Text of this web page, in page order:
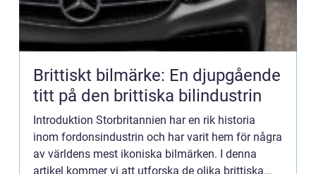
Brittiskt bilmärke: En djupgående
titt på den brittiska bilindustrin
Introduktion Storbritannien har en rik historia
inom fordonsindustrin och har varit hem för några
av världens mest ikoniska bilmärken. I denna
artikel kommer vi att utforska de olika brittiska